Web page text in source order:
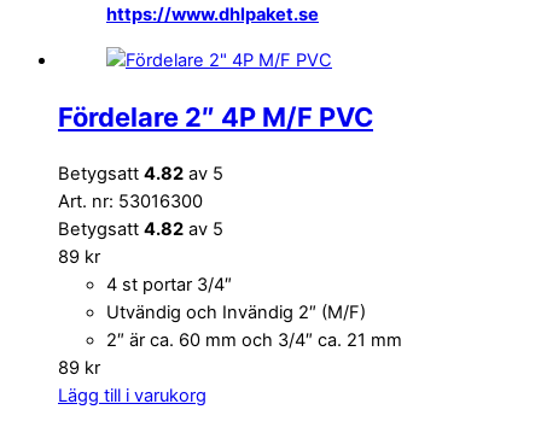
https://www.dhlpaket.se
Fördelare 2″ 4P M/F PVC
Betygsatt 4.82 av 5
Art. nr: 53016300
Betygsatt 4.82 av 5
89 kr
4 st portar 3/4″
Utvändig och Invändig 2″ (M/F)
2″ är ca. 60 mm och 3/4″ ca. 21 mm
89 kr
Lägg till i varukorg